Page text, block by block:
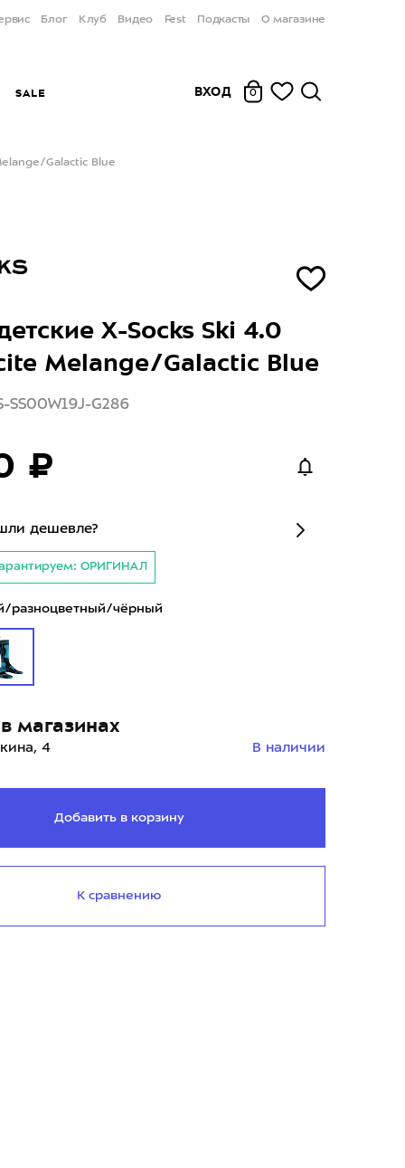
Блог Клуб Видео Fest Подкасты О магазине
SALE ВХОД 0
Galactic Blue
X-Socks Ski 4.0
Melange/Galactic Blue
SS00W19J-G286
₽
дешевле?
ОРИГИНАЛ
разноцветный/чёрный
магазинах
4 В наличии
Добавить в корзину
К сравнению